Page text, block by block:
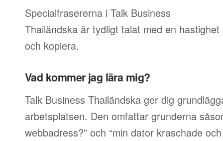
Specialfrasererna i Talk Business
Thailändska är tydligt talat med en
och kopiera.
Vad kommer jag lära mig?
Talk Business Thailändska ger dig
arbetsplatsen. Den omfattar grunderna
webbadress?” och “min dator kraschade